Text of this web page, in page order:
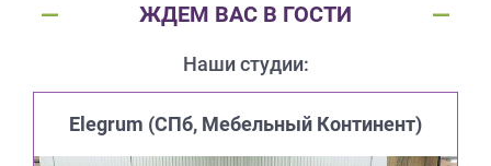
ЖДЕМ ВАС В ГОСТИ
Наши студии:
Elegrum (CПб, Мебельный Континент)